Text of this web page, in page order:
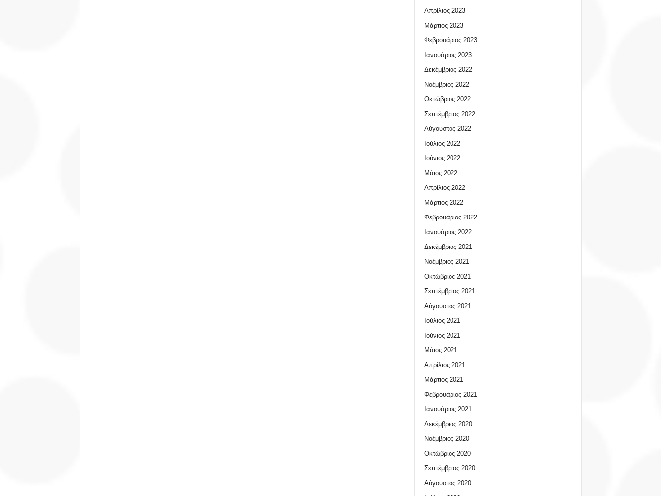
Απρίλιος 2023
Μάρτιος 2023
Φεβρουάριος 2023
Ιανουάριος 2023
Δεκέμβριος 2022
Νοέμβριος 2022
Οκτώβριος 2022
Σεπτέμβριος 2022
Αύγουστος 2022
Ιούλιος 2022
Ιούνιος 2022
Μάιος 2022
Απρίλιος 2022
Μάρτιος 2022
Φεβρουάριος 2022
Ιανουάριος 2022
Δεκέμβριος 2021
Νοέμβριος 2021
Οκτώβριος 2021
Σεπτέμβριος 2021
Αύγουστος 2021
Ιούλιος 2021
Ιούνιος 2021
Μάιος 2021
Απρίλιος 2021
Μάρτιος 2021
Φεβρουάριος 2021
Ιανουάριος 2021
Δεκέμβριος 2020
Νοέμβριος 2020
Οκτώβριος 2020
Σεπτέμβριος 2020
Αύγουστος 2020